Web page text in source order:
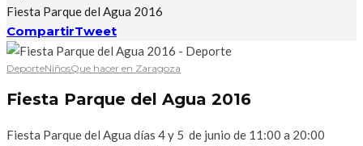
Fiesta Parque del Agua 2016
CompartirTweet
DeporteNiñosQue hacer en Zaragoza
Fiesta Parque del Agua 2016
Fiesta Parque del Agua días 4 y 5 de junio de 11:00 a 20:00